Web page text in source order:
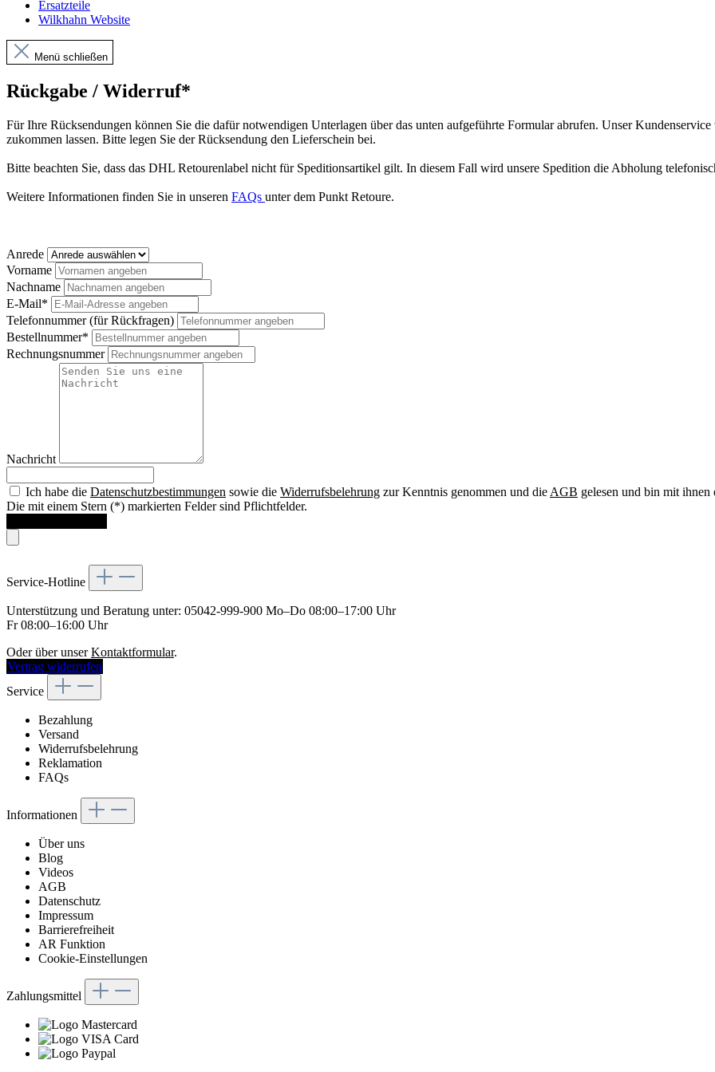
Ersatzteile
Wilkhahn Website
Menü schließen
Rückgabe / Widerruf*
Für Ihre Rücksendungen können Sie die dafür notwendigen Unterlagen über das unten aufgeführte Formular abrufen. Unser
zukommen lassen. Bitte legen Sie der Rücksendung den Lieferschein bei.
Bitte beachten Sie, dass das DHL Retourenlabel nicht für Speditionsartikel gilt. In diesem Fall wird unsere Spedition die Abholung
Weitere Informationen finden Sie in unseren FAQs unter dem Punkt Retoure.
Anrede
Vorname
Nachname
E-Mail*
Telefonnummer (für Rückfragen)
Bestellnummer*
Rechnungsnummer
Nachricht
Ich habe die Datenschutzbestimmungen sowie die Widerrufsbelehrung zur Kenntnis genommen und die AGB gelesen und bin mit ihnen
Die mit einem Stern (*) markierten Felder sind Pflichtfelder.
Service-Hotline
Unterstützung und Beratung unter: 05042-999-900 Mo–Do 08:00–17:00 Uhr
Fr 08:00–16:00 Uhr
Oder über unserKontaktformular.
Vertrag widerrufen
Service
Bezahlung
Versand
Widerrufsbelehrung
Reklamation
FAQs
Informationen
Über uns
Blog
Videos
AGB
Datenschutz
Impressum
Barrierefreiheit
AR Funktion
Cookie-Einstellungen
Zahlungsmittel